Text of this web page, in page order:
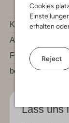
Cookies
erhalten
Reject
Kundenservice
Account
Fashion News
bei Omoda
Lass uns